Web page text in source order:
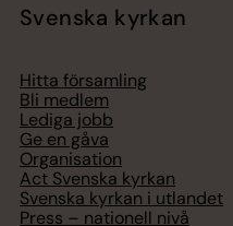
Svenska kyrkan
Hitta församling
Bli medlem
Lediga jobb
Ge en gåva
Organisation
Act Svenska kyrkan
Svenska kyrkan i utlandet
Press – nationell nivå